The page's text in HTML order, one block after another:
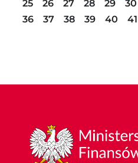
25
26 27 28 29 30
36
37 38 39 40 41